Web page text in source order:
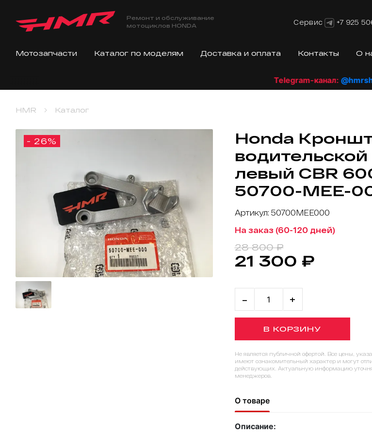
Ремонт и обслуживание
мотоциклов HONDA
Сервис +7 925
Мотозапчасти Каталог по моделям Доставка и оплата Контакты О
Telegram-канал:
HMR Каталог
- 26%
Honda
левый CBR
50700-MEE-
Артикул: 50700MEE000
На заказ (60-120 дней)
28 800 ₽
21 300 ₽
- +
В КОРЗИНУ
Не является публичной офертой. Все цены,
имеют ознакомительный характер и могут
действующих. Актуальную информацию
менеджеров.
О товаре
Описание: